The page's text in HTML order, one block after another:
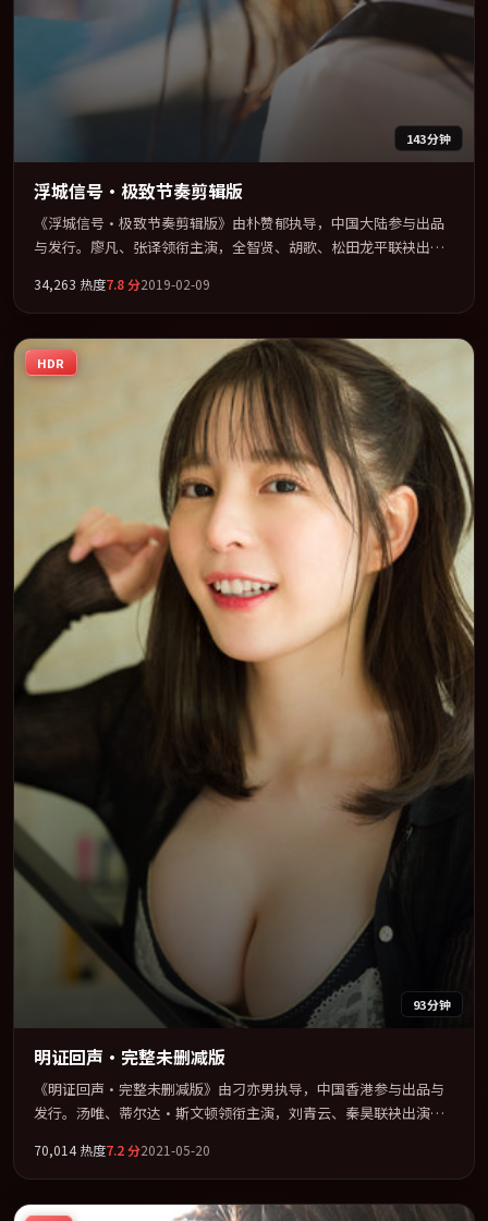
143分钟
浮城信号·极致节奏剪辑版
《浮城信号·极致节奏剪辑版》由朴赞郁执导，中国大陆参与出品
与发行。廖凡、张译领衔主演，全智贤、胡歌、松田龙平联袂出
罪」类型为骨架，在叙事、表演与视听上力求统一。定于 2019-11-
04 在内地院线及主流平台同步亮相，2019 年度话题片中口碑稳健，
适合喜欢强情节与人物弧光的观众完整观看。
34,263 热度7.8分2019-02-09
HDR
93分钟
明证回声·完整未删减版
《明证回声·完整未删减版》由刁亦男执导，中国香港参与出品与
发行。汤唯、蒂尔达·斯文顿领衔主演，刘青云、秦昊联袂出演。
型为骨架，在叙事、表演与视听上力求统一。定于 2021-06-12 在内
地院线及主流平台同步亮相，2021 年度话题片中口碑稳健，适合喜
欢强情节与人物弧光的观众完整观看。
70,014热度7.2分2021-05-20